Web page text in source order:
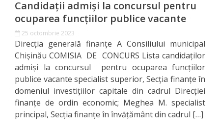
Documente
relevante
Acte
normative
Anunțuri
Bugetul
Candidații admiși la concursul pentru
ocuparea funcțiilor publice vacante
25 octombrie 2023
Direcţia generală finanţe A Consiliului municipal
Chişinău COMISIA DE CONCURS Lista candidaţilor
admişi la concursul pentru ocuparea funcţiilor
publice vacante specialist superior, Secția finanțe în
domeniul investițiilor capitale din cadrul Direcției
finanțe de ordin economic; Meghea M. specialist
principal, Secția finanțe în învățământ din cadrul […]